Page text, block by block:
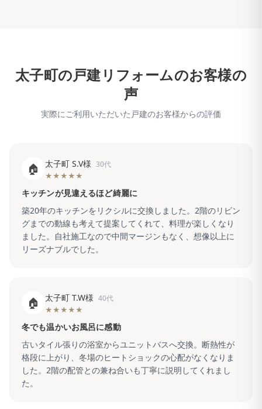
太子町の戸建リフォームのお客様の
声
実際にご利用いただいた戸建のお客様からの評価
🏠 太子町 S.V様 30代
★★★★★
キッチンが見違えるほど綺麗に
築20年のキッチンをリクシルに交換しました。2階のリビン
グまでの動線も考えて提案してくれて、料理が楽しくなり
ました。自社施工なので中間マージンもなく、想像以上に
リーズナブルでした。
🏠 太子町 T.W様 40代
★★★★★
冬でも温かいお風呂に感動
古いタイル張りの浴室からユニットバスへ交換。断熱性が
格段に上がり、冬場のヒートショックの心配がなくなりま
した。2階の配管との兼ね合いも丁寧に説明してくれまし
た。